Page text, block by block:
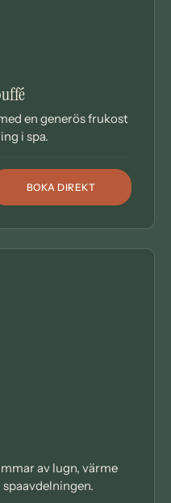
en generös frukost
i spa.
MED FRUKOSTBUFFÉ
BOKA DIREKT
av lugn, värme